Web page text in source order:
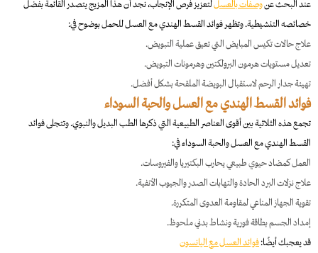
عند البحث عنوصفات بالعسللتعزيز فرص الإنجاب، نجد أن هذا المزيج يتصدر القائمة بفضل
خصائصه التنشيطية. وتظهر فوائد القسط الهندي مع العسل للحمل بوضوح في:
علاج حالات تكيس المبايض التي تعيق عملية التبويض.
تعديل مستويات هرمون البرولكتين وهرمونات التبويض.
تهيئة جدار الرحم لاستقبال البويضة الملقحة بشكل أفضل.
فوائد القسط الهندي مع العسل والحبة السوداء
تجمع هذه الثلاثية بين أقوى العناصر الطبيعية التي ذكرها الطب البديل والنبوي. وتتجلى فوائد
القسط الهندي مع العسل والحبة السوداء في:
العمل كمضاد حيوي طبيعي يحارب البكتيريا والفيروسات.
علاج نزلات البرد الحادة والتهابات الصدر والجيوب الأنفية.
تقوية الجهاز المناعي لمقاومة العدوى المتكررة.
إمداد الجسم بطاقة فورية ونشاط بدني ملحوظ.
قد يعجبك أيضًا:فوائد العسل مع اليانسون​